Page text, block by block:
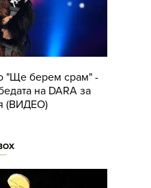
"Ще берем срам" -
на DARA за
(ВИДЕО)